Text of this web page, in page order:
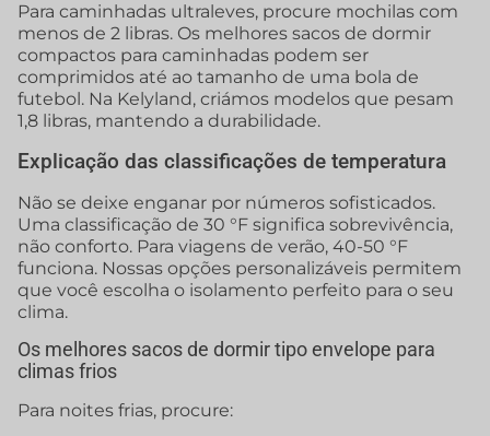
Para caminhadas ultraleves, procure mochilas com
menos de 2 libras. Os melhores sacos de dormir
compactos para caminhadas podem ser
comprimidos até ao tamanho de uma bola de
futebol. Na Kelyland, criámos modelos que pesam
1,8 libras, mantendo a durabilidade.
Explicação das classificações de temperatura
Não se deixe enganar por números sofisticados.
Uma classificação de 30 °F significa sobrevivência,
não conforto. Para viagens de verão, 40-50 °F
funciona. Nossas opções personalizáveis permitem
que você escolha o isolamento perfeito para o seu
clima.
Os melhores sacos de dormir tipo envelope para
climas frios
Para noites frias, procure: